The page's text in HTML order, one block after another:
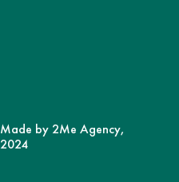
Made by 2Me Agency,
2024